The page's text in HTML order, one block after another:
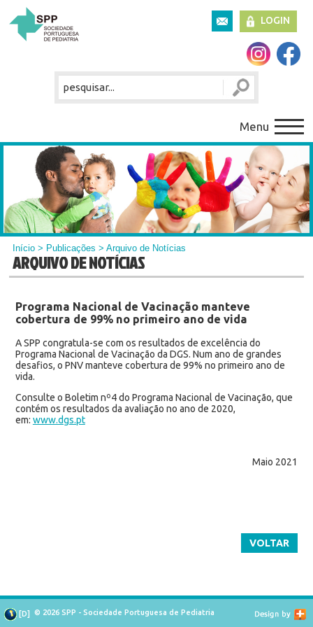
LOGIN
Menu
Início > Publicações > Arquivo de Notícias
ARQUIVO DE NOTÍCIAS
Programa Nacional de Vacinação manteve
cobertura de 99% no primeiro ano de vida
A SPP congratula-se com os resultados de excelência do
Programa Nacional de Vacinação da DGS. Num ano de grandes
desafios, o PNV manteve cobertura de 99% no primeiro ano de
vida.
Consulte o Boletim nº4 do Programa Nacional de Vacinação, que
contém os resultados da avaliação no ano de 2020,
em: www.dgs.pt
Maio 2021
VOLTAR
[D] © 2026 SPP - Sociedade Portuguesa de Pediatria